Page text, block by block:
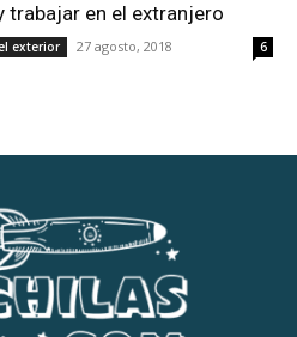
trabajar en el extranjero
exterior 27 agosto, 2018 6